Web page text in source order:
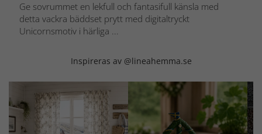
Ge sovrummet en lekfull och fantasifull känsla med
detta vackra bäddset prytt med digitaltryckt
Unicornsmotiv i härliga ...
Inspireras av @lineahemma.se